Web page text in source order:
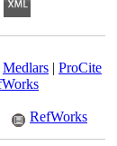
Medlars | ProCite
RefWorks